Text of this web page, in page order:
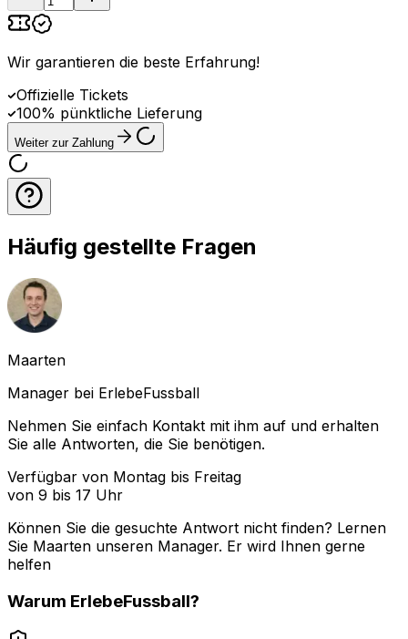
Wir garantieren die beste Erfahrung!
Offizielle Tickets
100% pünktliche Lieferung
Weiter zur Zahlung
Häufig gestellte Fragen
Maarten
Manager bei ErlebeFussball
Nehmen Sie einfach Kontakt mit ihm auf und erhalten
Sie alle Antworten, die Sie benötigen.
Verfügbar von Montag bis Freitag
von 9 bis 17 Uhr
Können Sie die gesuchte Antwort nicht finden? Lernen
Sie Maarten unseren Manager. Er wird Ihnen gerne
helfen
Warum ErlebeFussball?